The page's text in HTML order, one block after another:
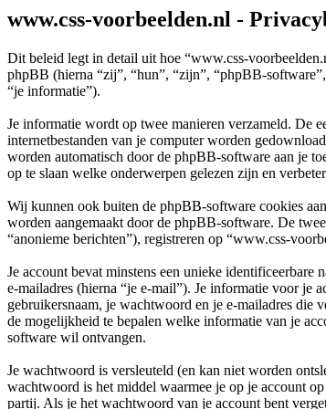
www.css-voorbeelden.nl -
Dit beleid legt in detail uit hoe “www.css-
phpBB (hierna “zij”, “hun”, “zijn”, “phpBB-
“je informatie”).
Je informatie wordt op twee manieren verzameld. De
internetbestanden van je computer worden
worden automatisch door de phpBB-software aan je
op te slaan welke onderwerpen gelezen zijn en
Wij kunnen ook buiten de phpBB-software cookies
worden aangemaakt door de phpBB-software. De
“anonieme berichten”), registreren op “www.css-
Je account bevat minstens een unieke
e-mailadres (hierna “je e-mail”). Je informatie voor
gebruikersnaam, je wachtwoord en je e-mailadres die
de mogelijkheid te bepalen welke informatie van je
software wil ontvangen.
Je wachtwoord is versleuteld (en kan niet worden
wachtwoord is het middel waarmee je op je account
partij. Als je het wachtwoord van je account bent